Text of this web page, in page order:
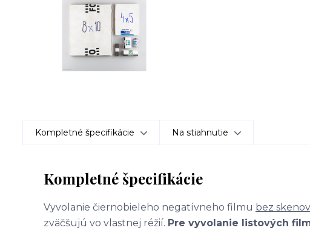
Kompletné špecifikácie Na stiahnutie
Kompletné špecifikácie
Vyvolanie čiernobieleho negatívneho filmu bez
zväčšujú vo vlastnej réžií. Pre vyvolanie listových